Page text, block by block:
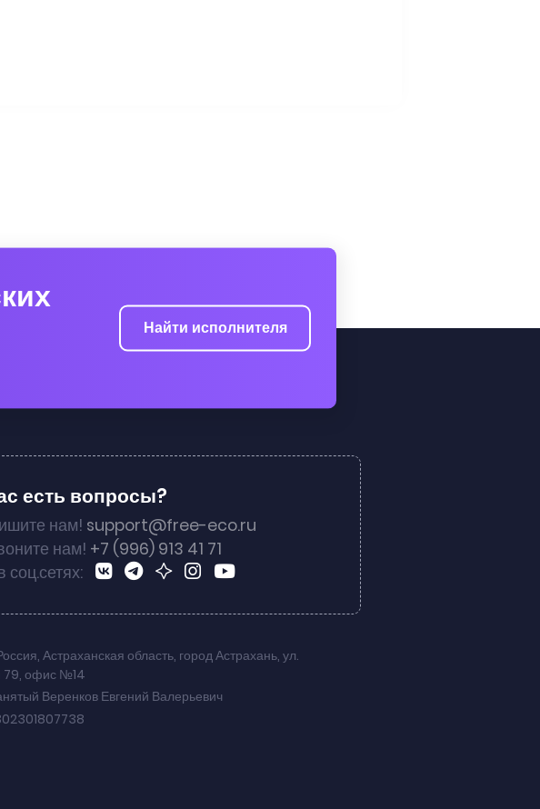
Найти исполнителя
есть вопросы?
нам! support@free-eco.ru
нам! +7 (996) 913 41 71
, Астраханская область, город Астрахань, ул.
79, офис №14
Веренков Евгений Валерьевич